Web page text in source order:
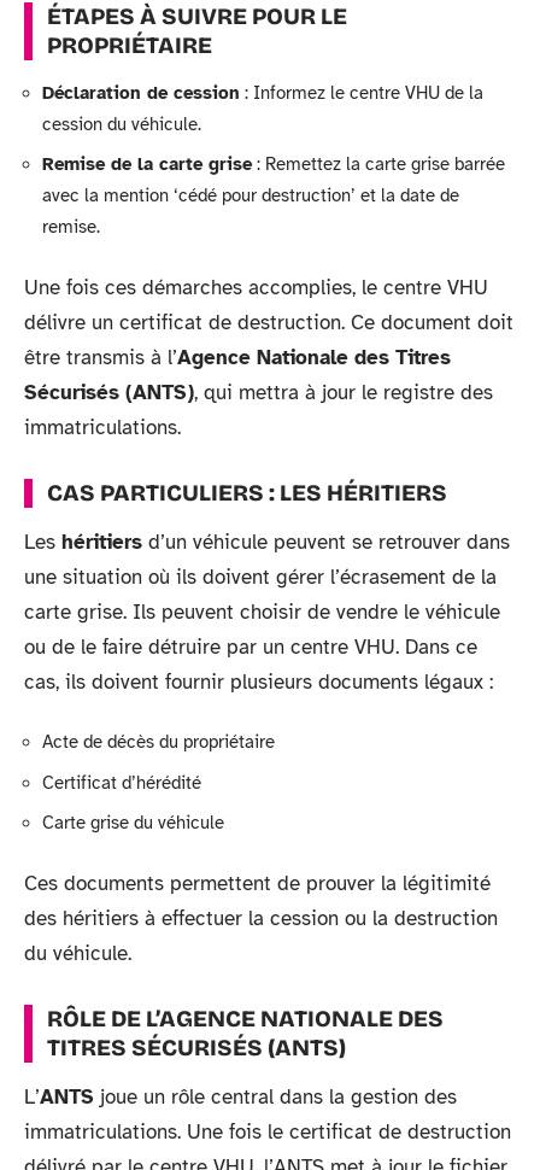
ÉTAPES À SUIVRE POUR LE
PROPRIÉTAIRE
Déclaration de cession : Informez le centre VHU de la
cession du véhicule.
Remise de la carte grise: Remettez la carte grise barrée
avec la mention ‘cédé pour destruction’ et la date de
remise.
Une fois ces démarches accomplies, le centre VHU
délivre un certificat de destruction. Ce document doit
être transmis à l’Agence Nationale des Titres
Sécurisés (ANTS), qui mettra à jour le registre des
immatriculations.
CAS PARTICULIERS : LES HÉRITIERS
Les héritiers d’un véhicule peuvent se retrouver dans
une situation où ils doivent gérer l’écrasement de la
carte grise. Ils peuvent choisir de vendre le véhicule
ou de le faire détruire par un centre VHU. Dans ce
cas, ils doivent fournir plusieurs documents légaux :
Acte de décès du propriétaire
Certificat d’hérédité
Carte grise du véhicule
Ces documents permettent de prouver la légitimité
des héritiers à effectuer la cession ou la destruction
du véhicule.
RÔLE DE L’AGENCE NATIONALE DES
TITRES SÉCURISÉS (ANTS)
L’ANTS joue un rôle central dans la gestion des
immatriculations. Une fois le certificat de destruction